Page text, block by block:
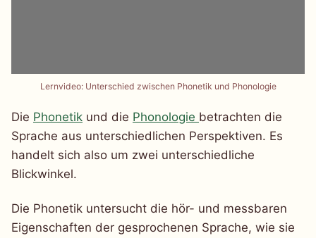
Lernvideo: Unterschied zwischen Phonetik und Phonologie
Die Phonetik und die Phonologie betrachten die
Sprache aus unterschiedlichen Perspektiven. Es
handelt sich also um zwei unterschiedliche
Blickwinkel.
Die Phonetik untersucht die hör- und messbaren
Eigenschaften der gesprochenen Sprache, wie sie